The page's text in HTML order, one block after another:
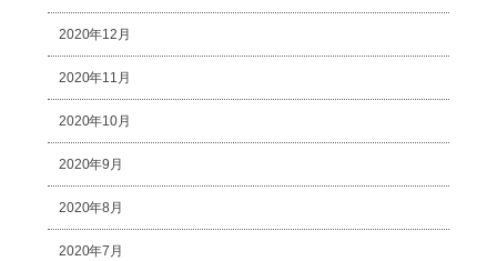
2020年12月
2020年11月
2020年10月
2020年9月
2020年8月
2020年7月